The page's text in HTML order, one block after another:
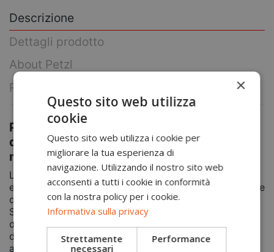
Descrizione
Dettagli prodotto
About Petzl
Reviews
Petzl leva sinistra per Pantin - Accessorio
di supporto per bloccanti da piede,
migliora l’efficacia nelle risalite su corda
La leva di tenuta per PANTIN è un accessorio
essenziale per migliorare le performance del bloccante
da piede Petzl PANTIN, durante le risalite su corda.
Semplice da installare, si fissa direttamente sul corpo
del bloccante e mantiene salda la corda nel
dispositivo, riducendo il rischio di disinserimento
accidentale e migliorando la fluidità nella
×
Questo sito web utilizza
cookie
Questo sito web utilizza i cookie per
migliorare la tua esperienza di
navigazione. Utilizzando il nostro sito web
acconsenti a tutti i cookie in conformità
con la nostra policy per i cookie.
Informativa sulla privacy
Strettamente
necessari
Performance